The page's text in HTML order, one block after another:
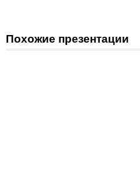
Похожие презентации